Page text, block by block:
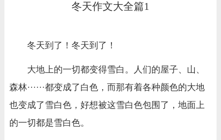
冬天作文大全篇1
冬天到了！冬天到了！
大地上的一切都变得雪白。人们的屋子、山、
森林······都变成了白色，而那有着各种颜色的大地
也变成了雪白色，好想被这雪白色包围了，地面上
的一切都是雪白色。